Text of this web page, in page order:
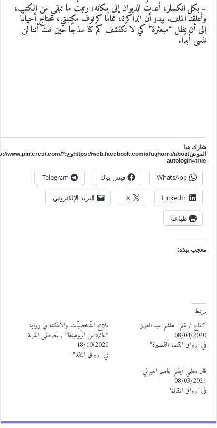
بكل انكسار، أعدتُ الديوان إلى مكانه، رتبتُ ما تبقى من الكتب،
الملف. يبدو أن الذاكرة، تمامًا كرفوف مكتبتي، تحتاج أحيانًا
أن تظل “مبعثرة” كي لا نكتشف كم كنا سذجًا حين ظننا أننا لن
أبدًا.
هذا
الموضhttps://web.facebook.com/afaqhorra/aboutوع:https://www.pinterest.com/?
WhatsApp فيس بوك Telegram
LinkedIn
X البريد الإلكتروني
طباعة
بهذه:
/ بقلم : هاشم عبد العزيز
08/04/
"رواق القصة القصيرة"
ملامح الشّخصيّات والأمكنة في رواية
“عائلة من الرّوهينغا” / لمصطفى القرنة
18/10/2020
في "رواق النقد"
معلمي /بقلم :عاصم العبوتي
08/03/
"رواق المقالة"